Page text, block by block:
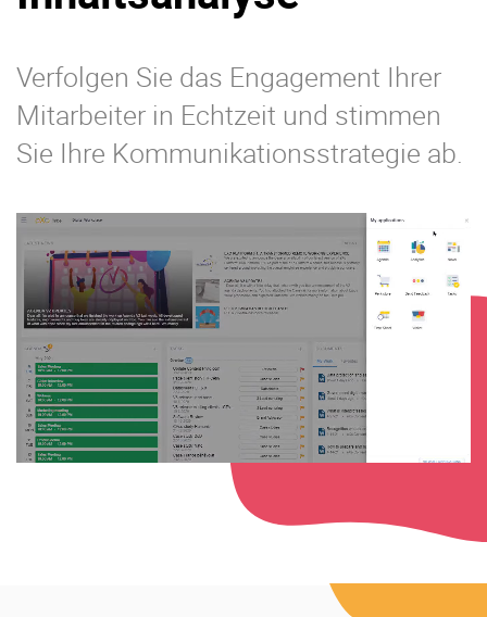
Verfolgen Sie das Engagement Ihrer
Mitarbeiter in Echtzeit und stimmen
Sie Ihre Kommunikationsstrategie ab.